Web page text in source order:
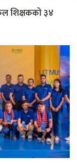
शिक्षकको ३४